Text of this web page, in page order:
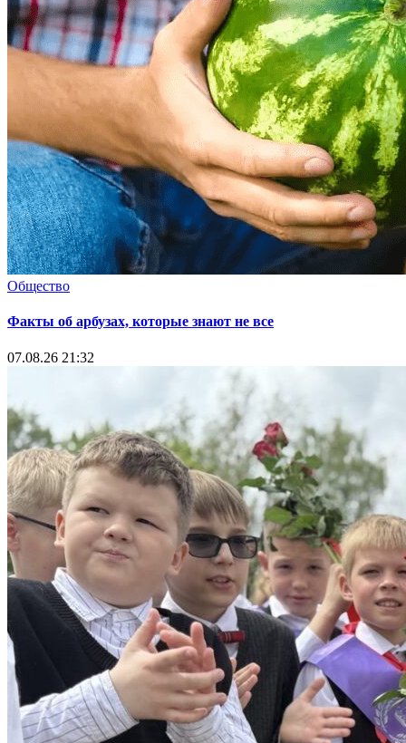
Общество
Факты об арбузах, которые знают не все
07.08.26 21:32